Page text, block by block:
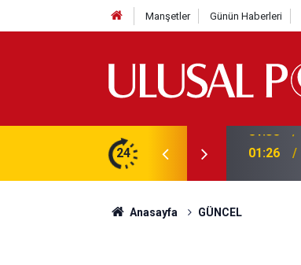
Manşetler Günün Haberleri
24
en yüksek seviyesine çıktı 01:26
Anasayfa GÜNCEL